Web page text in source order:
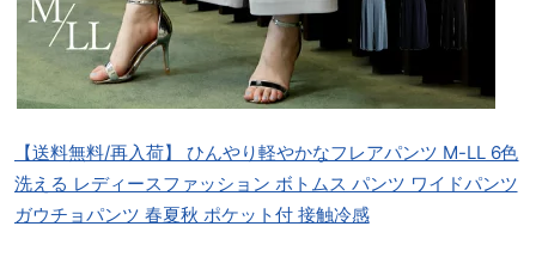
【送料無料/再入荷】 ひんやり軽やかなフレアパンツ M-LL 6色
洗える レディースファッション ボトムス パンツ ワイドパンツ
ガウチョパンツ 春夏秋 ポケット付 接触冷感